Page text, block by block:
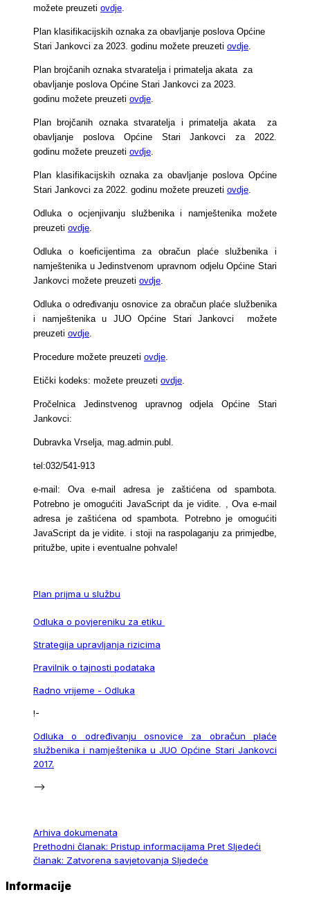
možete preuzeti ovdje.
Plan klasifikacijskih oznaka za obavljanje poslova Općine
Stari Jankovci za 2023. godinu možete preuzeti ovdje.
Plan brojčanih oznaka stvaratelja i primatelja akata za
obavljanje poslova Općine Stari Jankovci za 2023.
godinu možete preuzeti ovdje.
Plan brojčanih oznaka stvaratelja i primatelja akata za
obavljanje poslova Općine Stari Jankovci za 2022.
godinu možete preuzeti ovdje.
Plan klasifikacijskih oznaka za obavljanje poslova Općine
Stari Jankovci za 2022. godinu možete preuzeti ovdje.
Odluka o ocjenjivanju službenika i namještenika možete
preuzeti ovdje.
Odluka o koeficijentima za obračun plaće službenika i
namještenika u Jedinstvenom upravnom odjelu Općine Stari
Jankovci možete preuzeti ovdje.
Odluka o određivanju osnovice za obračun plaće službenika
i namještenika u JUO Općine Stari Jankovci možete
preuzeti ovdje.
Procedure možete preuzeti ovdje.
Etički kodeks: možete preuzeti ovdje.
Pročelnica Jedinstvenog upravnog odjela Općine Stari
Jankovci:
Dubravka Vrselja, mag.admin.publ.
tel:032/541-913
e-mail: Ova e-mail adresa je zaštićena od spambota.
Potrebno je omogućiti JavaScript da je vidite. ,Ova e-mail
adresa je zaštićena od spambota. Potrebno je omogućiti
JavaScript da je vidite. i stoji na raspolaganju za primjedbe,
pritužbe, upite i eventualne pohvale!
Plan prijma u službu
Odluka o povjereniku za etiku
Strategija upravljanja rizicima
Pravilnik o tajnosti podataka
Radno vrijeme - Odluka
!-
Odluka o određivanju osnovice za obračun plaće
službenika i namještenika u JUO Općine Stari Jankovci
2017.
-->
Arhiva dokumenata
Prethodni članak: Pristup informacijama Pret Sljedeći
članak: Zatvorena savjetovanja Sljedeće
Informacije